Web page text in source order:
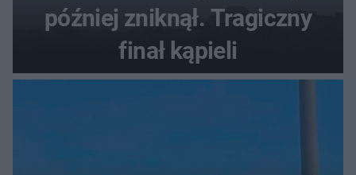
później zniknął. Tragiczny
finał kąpieli